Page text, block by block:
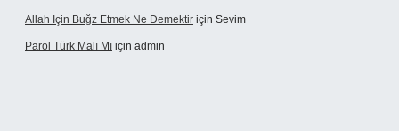
Allah Için Buğz Etmek Ne Demektir için Sevim
Parol Türk Malı Mı için admin